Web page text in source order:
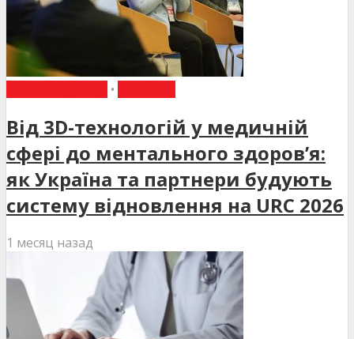
•
Від 3D-технологій у медичній
сфері до ментального здоров’я:
як Україна та партнери будують
систему відновлення на URC 2026
1 месяц назад